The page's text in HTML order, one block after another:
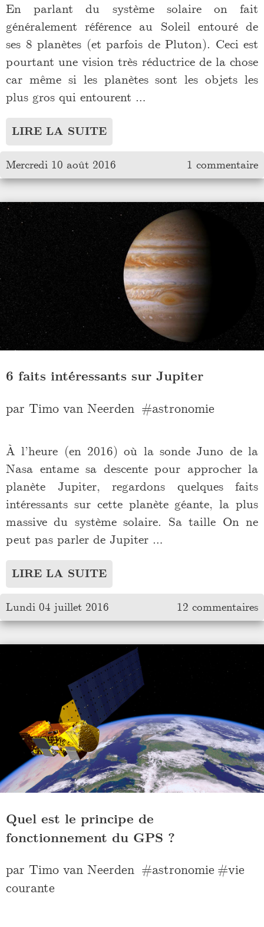
En parlant du système solaire on fait
généralement référence au Soleil entouré de
ses 8 planètes (et parfois de Pluton). Ceci est
pourtant une vision très réductrice de la chose
car même si les planètes sont les objets les
plus gros qui entourent …
LIRE LA SUITE
Mercredi 10 août 2016 1 commentaire
6 faits intéressants sur Jupiter
par Timo van Neerden astronomie
À l’heure (en 2016) où la sonde Juno de la
Nasa entame sa descente pour approcher la
planète Jupiter, regardons quelques faits
intéressants sur cette planète géante, la plus
massive du système solaire. Sa taille On ne
peut pas parler de Jupiter …
LIRE LA SUITE
Lundi 04 juillet 2016 12 commentaires
Quel est le principe de
fonctionnement du GPS ?
par Timo van Neerden astronomie
vie
courante